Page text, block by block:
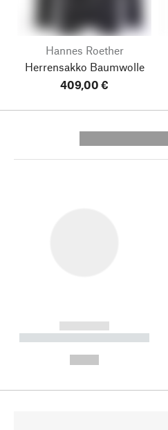
Hannes Roether
Herrensakko Baumwolle
409,00 €
------------
----------- ----------- --------